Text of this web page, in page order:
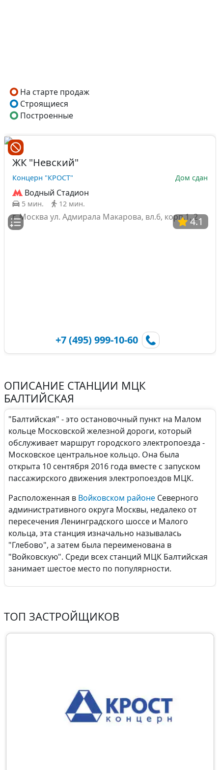
На старте продаж
Строящиеся
Построенные
4.1
ЖК "Невский"
Концерн "КРОСТ" Дом сдан
Водный Стадион
5 мин. 12 мин.
г. Москва ул. Адмирала Макарова, вл.6, корп.1, 2
+7 (495) 999-10-60
ОПИСАНИЕ СТАНЦИИ МЦК
БАЛТИЙСКАЯ
"Балтийская" - это остановочный пункт на Малом
кольце Московской железной дороги, который
обслуживает маршрут городского электропоезда -
Московское центральное кольцо. Она была
открыта 10 сентября 2016 года вместе с запуском
пассажирского движения электропоездов МЦК.
Расположенная в Войковском районе Северного
административного округа Москвы, недалеко от
пересечения Ленинградского шоссе и Малого
кольца, эта станция изначально называлась
"Глебово", а затем была переименована в
"Войковскую". Среди всех станций МЦК Балтийская
занимает шестое место по популярности.
ТОП ЗАСТРОЙЩИКОВ